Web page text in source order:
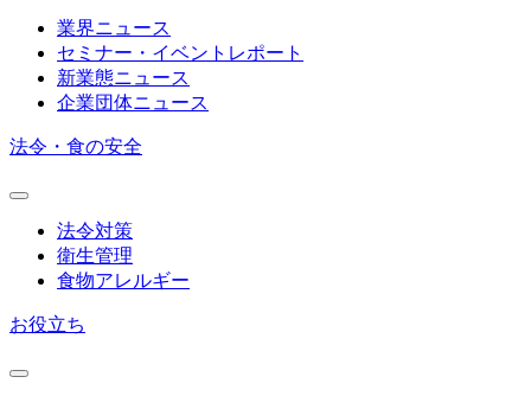
業界ニュース
セミナー・イベントレポート
新業態ニュース
企業団体ニュース
法令・食の安全
法令対策
衛生管理
食物アレルギー
お役立ち